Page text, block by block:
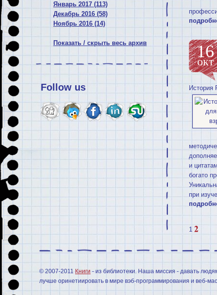
Январь 2017 (113)
Декабрь 2016 (58)
Ноябрь 2016 (14)
Показать / скрыть весь архив
Follow us
16
окт
История
и
богато
при
1
© 2007-2011 Книги - из библиотеки. Наша миссия - давать
лучше оринетиировать в мире вэб-программирования и веб-